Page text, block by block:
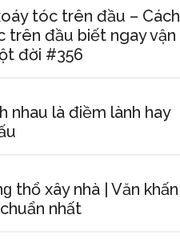
tóc trên đầu – Cách
trên đầu biết ngay vận
đời #356
nhau là điềm lành hay
thổ xây nhà | Văn khấn
nhất